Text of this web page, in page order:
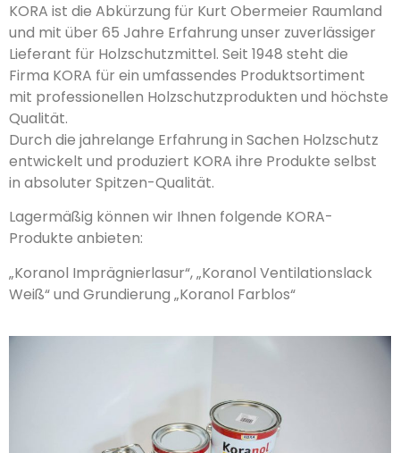
KORA ist die Abkürzung für Kurt Obermeier Raumland
und mit über 65 Jahre Erfahrung unser zuverlässiger
Lieferant für Holzschutzmittel. Seit 1948 steht die
Firma KORA für ein umfassendes Produktsortiment
mit professionellen Holzschutzprodukten und höchste
Qualität.
Durch die jahrelange Erfahrung in Sachen Holzschutz
entwickelt und produziert KORA ihre Produkte selbst
in absoluter Spitzen-Qualität.
Lagermäßig können wir Ihnen folgende KORA-
Produkte anbieten:
„Koranol Imprägnierlasur“, „Koranol Ventilationslack
Weiß“ und Grundierung „Koranol Farblos“